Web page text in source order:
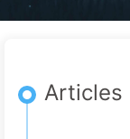
Articles